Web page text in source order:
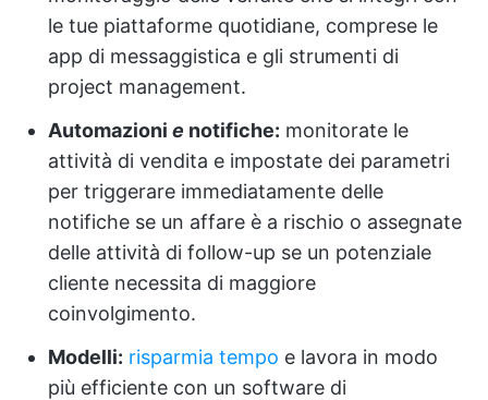
le tue piattaforme quotidiane, comprese le
app di messaggistica e gli strumenti di
project management.
Automazioni e notifiche: monitorate le
attività di vendita e impostate dei parametri
per triggerare immediatamente delle
notifiche se un affare è a rischio o assegnate
delle attività di follow-up se un potenziale
cliente necessita di maggiore
coinvolgimento.
Modelli: risparmia tempo e lavora in modo
più efficiente con un software di